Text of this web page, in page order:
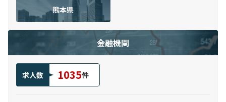
熊本県
金融機関
求人数 1035件